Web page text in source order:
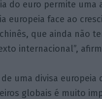
do euro permite uma
europeia face ao
que ainda não
internacional”,
uma divisa europeia
globais é muito